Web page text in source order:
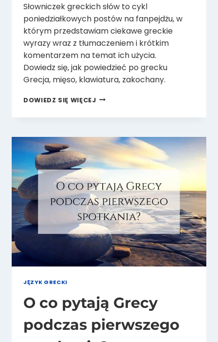
Słowniczek greckich słów to cykl
poniedziałkowych postów na fanpejdżu, w
którym przedstawiam ciekawe greckie
wyrazy wraz z tłumaczeniem i krótkim
komentarzem na temat ich użycia.
Dowiedz się, jak powiedzieć po grecku
Grecja, mięso, klawiatura, zakochany.
DOWIEDZ SIĘ WIĘCEJSŁOWNICZEK
SŁÓW
3
(GRECJA,
KLAWIATURA,
JĘZYK GRECKI
O co pytają Grecy
podczas pierwszego